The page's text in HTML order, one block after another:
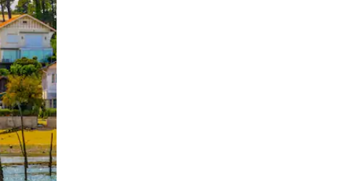
та гортання.